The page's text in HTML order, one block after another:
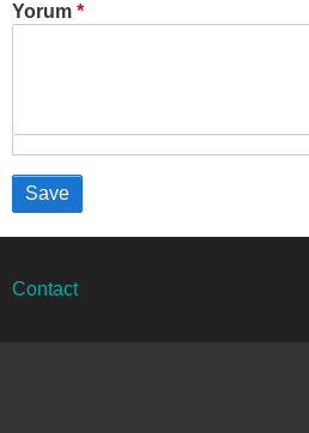
Yorum
Alt
bilgi
Contact